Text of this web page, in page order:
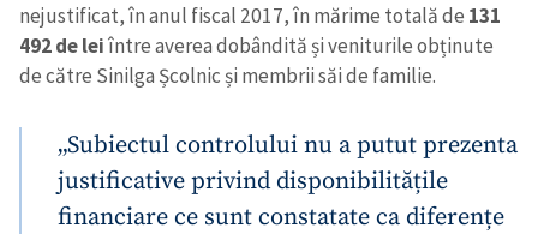
nejustificat, în anul fiscal 2017, în mărime totală de 131
492 de leiîntre averea dobândită și veniturile obținute
de către Sinilga Școlnic și membrii săi de familie.
„Subiectul controlului nu a putut prezenta
justificative privind disponibilitățile
financiare ce sunt constatate ca diferențe